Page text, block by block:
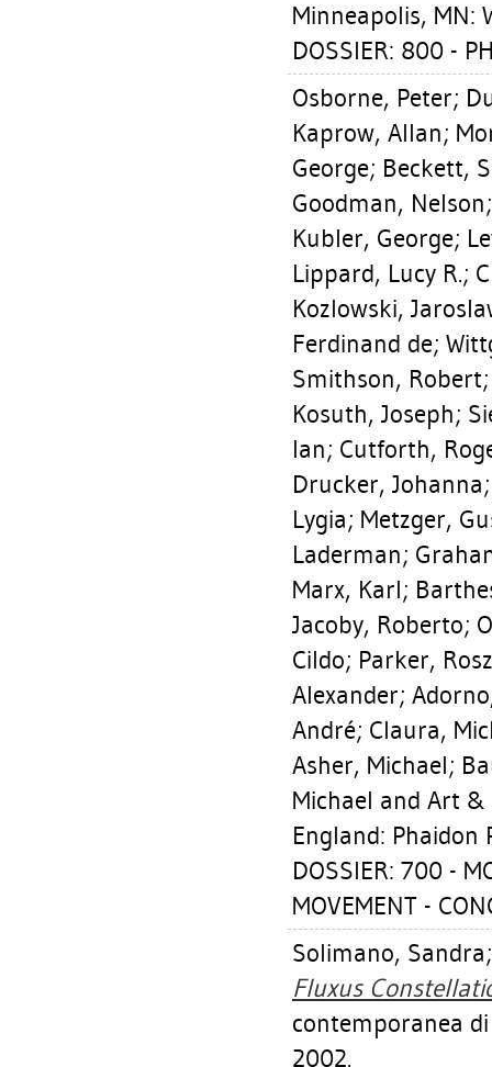
Minneapolis, MN:
DOSSIER: 800 -
Osborne, Peter;
Kaprow, Allan;
George; Beckett,
Goodman, Nelson
Kubler, George;
Lippard, Lucy R.;
Kozlowski,
Ferdinand de;
Smithson, Robert
Kosuth, Joseph;
Ian; Cutforth,
Drucker, Johanna
Lygia; Metzger,
Laderman;
Marx, Karl;
Jacoby, Roberto;
Cildo; Parker,
Alexander;
André; Claura,
Asher, Michael;
Michael and Art &
England: Phaidon
DOSSIER: 700 -
MOVEMENT -
Solimano, Sandra
Fluxus
contemporanea
2002.